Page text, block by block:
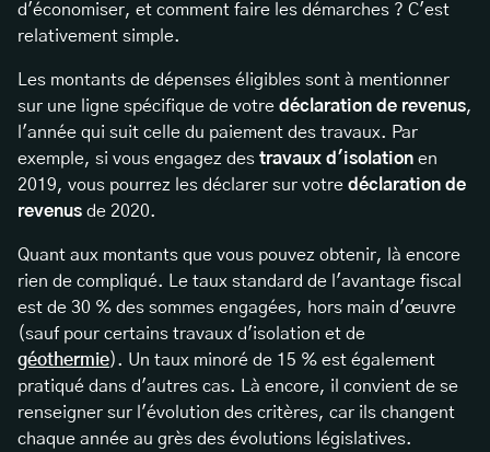
d'économiser, et comment faire les démarches ? C'est
relativement simple.
Les montants de dépenses éligibles sont à mentionner
sur une ligne spécifique de votre déclaration de revenus,
l'année qui suit celle du paiement des travaux. Par
exemple, si vous engagez des travaux d'isolation en
2019, vous pourrez les déclarer sur votre déclaration de
revenus de 2020.
Quant aux montants que vous pouvez obtenir, là encore
rien de compliqué. Le taux standard de l'avantage fiscal
est de 30 % des sommes engagées, hors main d'œuvre
(sauf pour certains travaux d'isolation et de
géothermie). Un taux minoré de 15 % est également
pratiqué dans d'autres cas. Là encore, il convient de se
renseigner sur l'évolution des critères, car ils changent
chaque année au grès des évolutions législatives.